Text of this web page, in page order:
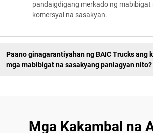
pandaigdigang merkado ng mabibigat
komersyal na sasakyan.
Paano ginagarantiyahan ng BAIC Trucks ang
mga mabibigat na sasakyang panlagyan nito?
Mga Kakambal na